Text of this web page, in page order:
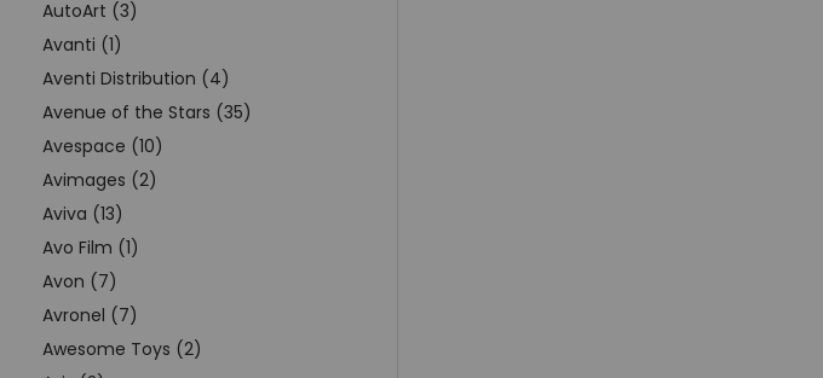
AutoArt (3)
Avanti (1)
Aventi Distribution (4)
Avenue of the Stars (35)
Avespace (10)
Avimages (2)
Aviva (13)
Avo Film (1)
Avon (7)
Avronel (7)
Awesome Toys (2)